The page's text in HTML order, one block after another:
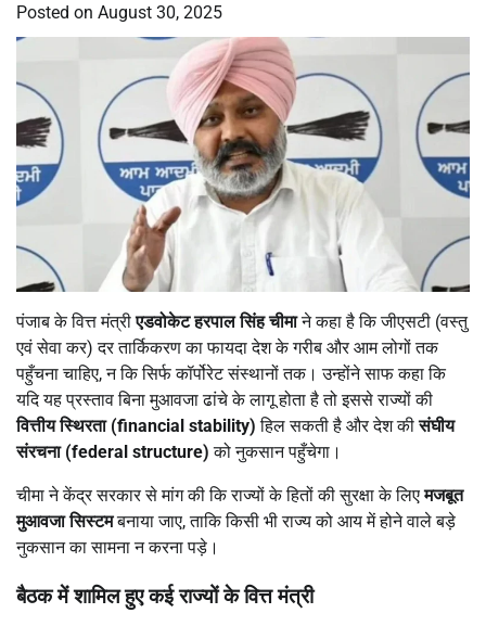
Posted on August 30, 2025
पंजाब के वित्त मंत्रीएडवोकेट हरपाल सिंह चीमाने कहा है कि जीएसटी (वस्तु
एवं सेवा कर) दर तार्किकरण का फायदा देश के गरीब और आम लोगों तक
पहुँचना चाहिए, न कि सिर्फ कॉर्पोरेट संस्थानों तक। उन्होंने साफ कहा कि
यदि यह प्रस्ताव बिना मुआवजा ढांचे के लागू होता है तो इससे राज्यों की
वित्तीय स्थिरता (financial stability) हिल सकती है और देश कीसंघीय
संरचना (federal structure) को नुकसान पहुँचेगा।
चीमा ने केंद्र सरकार से मांग की कि राज्यों के हितों की सुरक्षा के लिएमजबूत
मुआवजा सिस्टमबनाया जाए, ताकि किसी भी राज्य को आय में होने वाले बड़े
नुकसान का सामना न करना पड़े।
बैठक में शामिल हुए कई राज्यों के वित्त मंत्री